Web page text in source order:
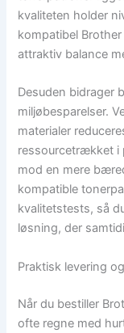
kvaliteten holder
kompatibel
attraktiv balance
Desuden bidrager
miljøbesparelser.
materialer
ressourcetrækket i
mod en mere
kompatible
kvalitetstests, så
løsning, der
Praktisk levering
Når du bestiller
ofte regne med